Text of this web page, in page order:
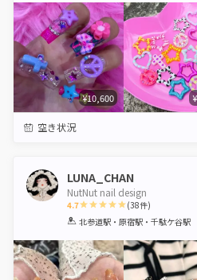
¥10,600
空き状況
LUNA_CHAN
NutNut nail design
4.7
1 2 3 4 5
(38件)
北参道駅・原宿駅・千駄ケ谷駅